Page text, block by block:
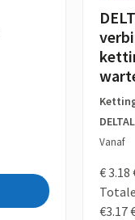
Vanaf
€ 3.18
€3.17